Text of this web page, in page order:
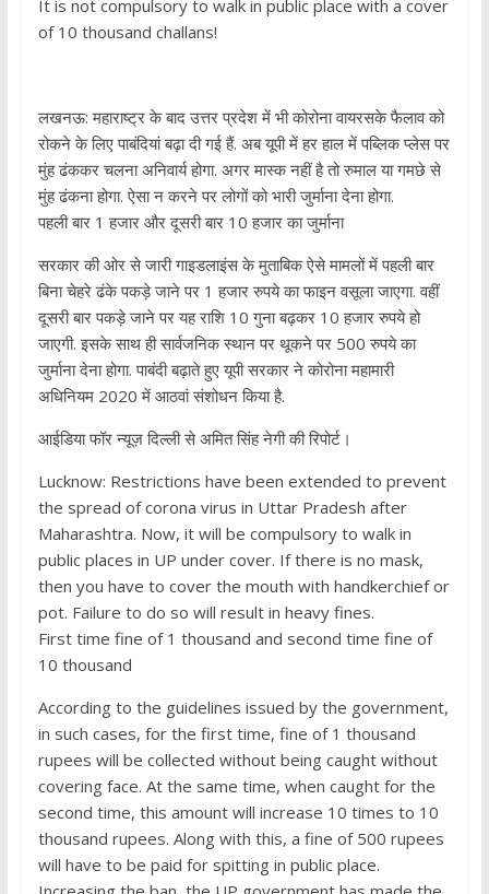
It is not compulsory to walk in public place with a cover
of 10 thousand challans!
लखनऊ: महाराष्ट्र के बाद उत्तर प्रदेश में भी कोरोना वायरसके फैलाव को
रोकने के लिए पाबंदियां बढ़ा दी गई हैं. अब यूपी में हर हाल में पब्लिक प्लेस पर
मुंह ढंककर चलना अनिवार्य होगा. अगर मास्क नहीं है तो रुमाल या गमछे से
मुंह ढंकना होगा. ऐसा न करने पर लोगों को भारी जुर्माना देना होगा.
पहली बार 1 हजार और दूसरी बार 10 हजार का जुर्माना
सरकार की ओर से जारी गाइडलाइंस के मुताबिक ऐसे मामलों में पहली बार
बिना चेहरे ढंके पकड़े जाने पर 1 हजार रुपये का फाइन वसूला जाएगा. वहीं
दूसरी बार पकड़े जाने पर यह राशि 10 गुना बढ़कर 10 हजार रुपये हो
जाएगी. इसके साथ ही सार्वजनिक स्थान पर थूकने पर 500 रुपये का
जुर्माना देना होगा. पाबंदी बढ़ाते हुए यूपी सरकार ने कोरोना महामारी
अधिनियम 2020 में आठवां संशोधन किया है.
आईडिया फॉर न्यूज़ दिल्ली से अमित सिंह नेगी की रिपोर्ट।
Lucknow: Restrictions have been extended to prevent
the spread of corona virus in Uttar Pradesh after
Maharashtra. Now, it will be compulsory to walk in
public places in UP under cover. If there is no mask,
then you have to cover the mouth with handkerchief or
pot. Failure to do so will result in heavy fines.
First time fine of 1 thousand and second time fine of
10 thousand
According to the guidelines issued by the government,
in such cases, for the first time, fine of 1 thousand
rupees will be collected without being caught without
covering face. At the same time, when caught for the
second time, this amount will increase 10 times to 10
thousand rupees. Along with this, a fine of 500 rupees
will have to be paid for spitting in public place.